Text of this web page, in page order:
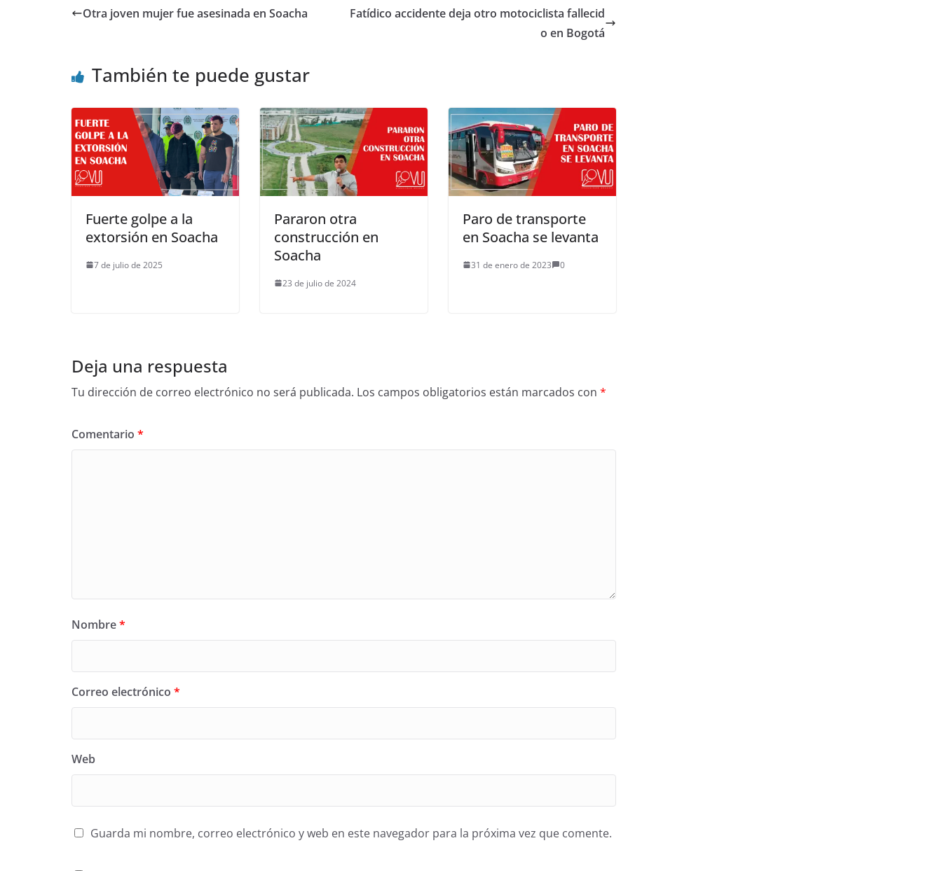
Otra joven mujer fue asesinada en Soacha
Fatídico accidente deja otro motociclista fallecid
o en Bogotá
También te puede gustar
Fuerte golpe a la
extorsión en Soacha
7 de julio de 2025
Pararon otra
construcción en
Soacha
23 de julio de 2024
Paro de transporte
en Soacha se levanta
31 de enero de 2023 0
Deja una respuesta
Tu dirección de correo electrónico no será publicada. Los campos obligatorios están marcados con *
Comentario *
Nombre*
Correo electrónico *
Web
Guarda mi nombre, correo electrónico y web en este navegador para la próxima vez que comente.